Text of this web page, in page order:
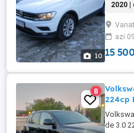
10
carte
2020 |
azi
15
8
224cp
de 3.0